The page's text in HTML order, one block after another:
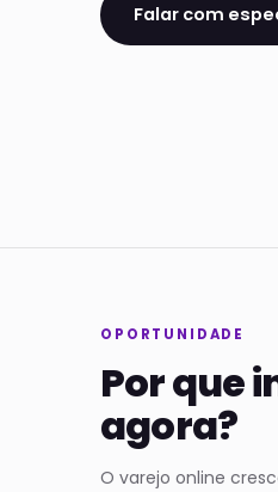
Falar com
OPORTUNIDADE
Por que
agora?
O varejo online